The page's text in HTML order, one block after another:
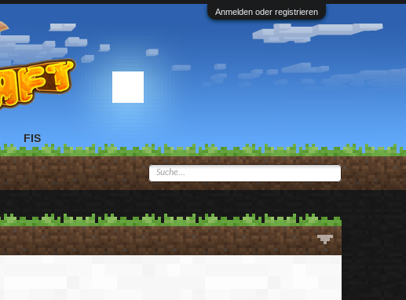
Anmelden oder registrieren
FIS